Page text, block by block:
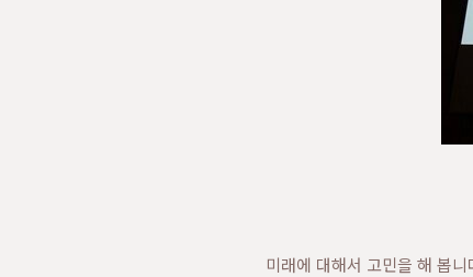
미래에 대해서 고민을 해 봅니